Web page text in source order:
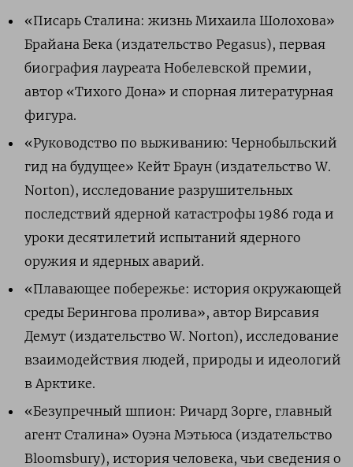
«Писарь Сталина: жизнь Михаила Шолохова»
Брайана Бека (издательство Pegasus), первая
биография лауреата Нобелевской премии,
автор «Тихого Дона» и спорная литературная
фигура.
«Руководство по выживанию: Чернобыльский
гид на будущее» Кейт Браун (издательство W.
Norton), исследование разрушительных
последствий ядерной катастрофы 1986 года и
уроки десятилетий испытаний ядерного
оружия и ядерных аварий.
«Плавающее побережье: история окружающей
среды Берингова пролива», автор Вирсавия
Демут (издательство W. Norton), исследование
взаимодействия людей, природы и идеологий
в Арктике.
«Безупречный шпион: Ричард Зорге, главный
агент Сталина» Оуэна Мэтьюса (издательство
Bloomsbury), история человека, чьи сведения о